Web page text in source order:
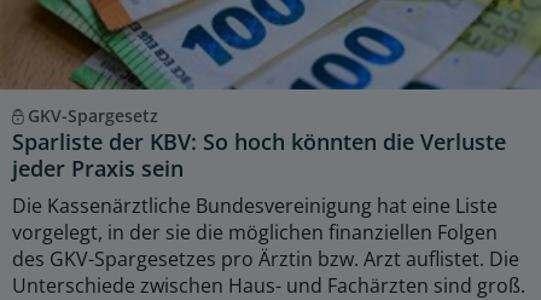
GKV-Spargesetz
Sparliste der KBV: So hoch könnten die Verluste
jeder Praxis sein
Die Kassenärztliche Bundesvereinigung hat eine Liste
vorgelegt, in der sie die möglichen finanziellen Folgen
des GKV-Spargesetzes pro Ärztin bzw. Arzt auflistet. Die
Unterschiede zwischen Haus- und Fachärzten sind groß.